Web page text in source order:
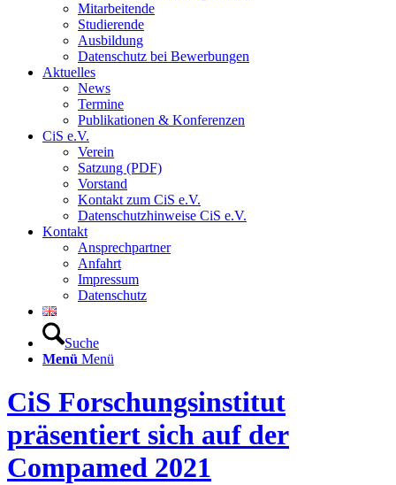
Mitarbeitende
Studierende
Ausbildung
Datenschutz bei Bewerbungen
Aktuelles
News
Termine
Publikationen & Konferenzen
CiS e.V.
Verein
Satzung (PDF)
Vorstand
Kontakt zum CiS e.V.
Datenschutzhinweise CiS e.V.
Kontakt
Ansprechpartner
Anfahrt
Impressum
Datenschutz
Suche
Menü Menü
CiS Forschungsinstitut
präsentiert sich auf der
Compamed 2021